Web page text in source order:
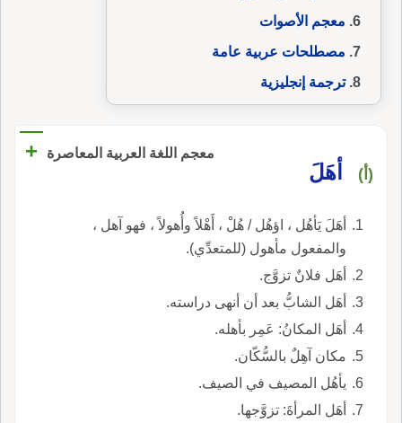
معجم الأصوات
مصطلحات عربية عامة
ترجمة إنجليزية
معجم اللغة العربية المعاصرة +
(أ) أهَلَ
أهَلَ يَأهُل ، اؤهُل / هُلْ ، أَهْلاً وأُهولاً ، فهو آهل ،
والمفعول مأهول (للمتعدِّي).
أهَل فلانٌ تزوَّج.
أهَل الشابُّ بعد أن أنهى دراسته.
أهَل المكانُ: عَمِر بأهله.
مكان آهِلٌ بالسُّكّان.
يأهُل المصيف في الصيف.
أهَل المرأةَ: تزوَّجها.